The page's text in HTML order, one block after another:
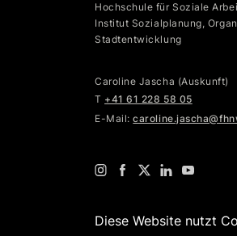
Hochschule für Soziale
Institut Sozialplanung,
Stadtentwicklung
Caroline Jascha (Auskunft)
T +41 61 228 58 05
E-Mail:
Diese Website nutzt